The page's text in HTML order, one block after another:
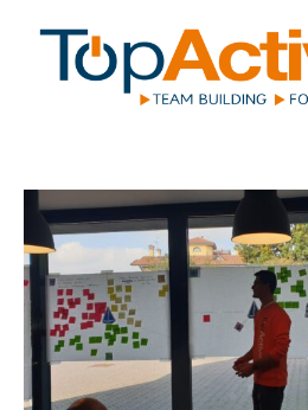
contenuto